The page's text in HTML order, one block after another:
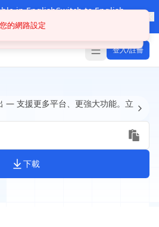
in EnglishSwitch to English
languages
登入/註冊
— 支援更多平台、更強大功能。立
下載
的網路設定